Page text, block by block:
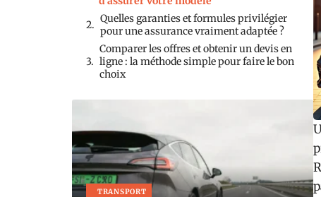
Quelles garanties et formules privilégier
pour une assurance vraiment adaptée ?
Comparer les offres et obtenir un devis en
ligne : la méthode simple pour faire le bon
choix
TRANSPORT